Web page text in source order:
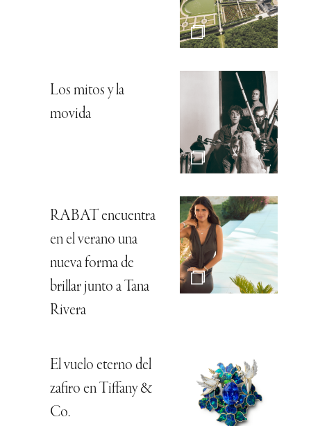
Los mitos y la
movida
RABAT encuentra
en el verano una
nueva forma de
brillar junto a Tana
Rivera
El vuelo eterno del
zafiro en Tiffany &
Co.